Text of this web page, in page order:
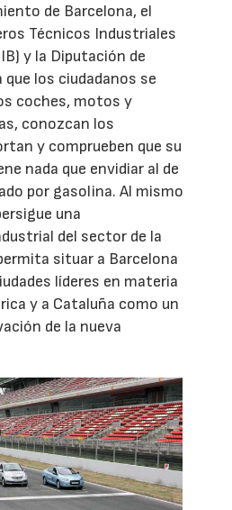
de Barcelona, el
Técnicos Industriales
y la Diputación de
los ciudadanos se
coches, motos y
conozcan los
y comprueben que su
nada que envidiar al de
por gasolina. Al mismo
una
del sector de la
situar a Barcelona
líderes en materia
y a Cataluña como un
de la nueva